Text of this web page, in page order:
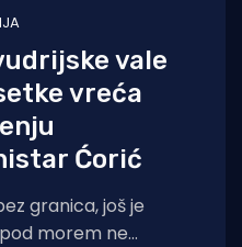
vale
vreća
Ćorić
granica, još je
morem ne